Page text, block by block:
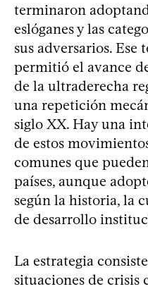
terminaron
eslóganes y las
sus adversarios. Ese
permitió el avance
de la ultraderecha
una repetición
siglo XX. Hay una
de estos
comunes que
países, aunque
según la historia, la
de desarrollo
La estrategia
situaciones de crisis